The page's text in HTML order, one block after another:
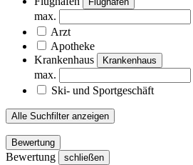
max.
Arzt
Apotheke
Krankenhaus
Krankenhaus
max.
Ski- und Sportgeschäft
Alle Suchfilter anzeigen
Bewertung
Bewertung schließen